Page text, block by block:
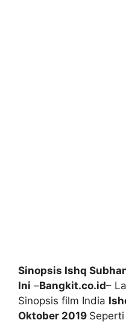
Sinopsis Ishq
Ini –Bangkit.co.id–
Sinopsis film India
Oktober 2019